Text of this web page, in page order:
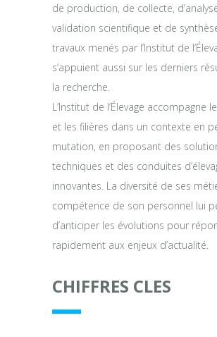
de production, de collecte,
validation scientifique et de
travaux menés par l’Institut de
s’appuient aussi sur les derniers
la recherche.
L’Institut de l’Élevage accompagne
et les filières dans un contexte en
mutation, en proposant des
techniques et des conduites
innovantes. La diversité de ses
compétence de son personnel lui
d’anticiper les évolutions pour
rapidement aux enjeux d’actualité.
CHIFFRES CLES